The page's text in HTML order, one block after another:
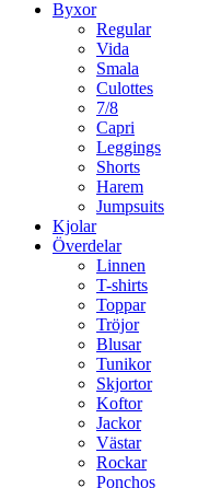
Byxor
Regular
Vida
Smala
Culottes
7/8
Capri
Leggings
Shorts
Harem
Jumpsuits
Kjolar
Överdelar
Linnen
T-shirts
Toppar
Tröjor
Blusar
Tunikor
Skjortor
Koftor
Jackor
Västar
Rockar
Ponchos